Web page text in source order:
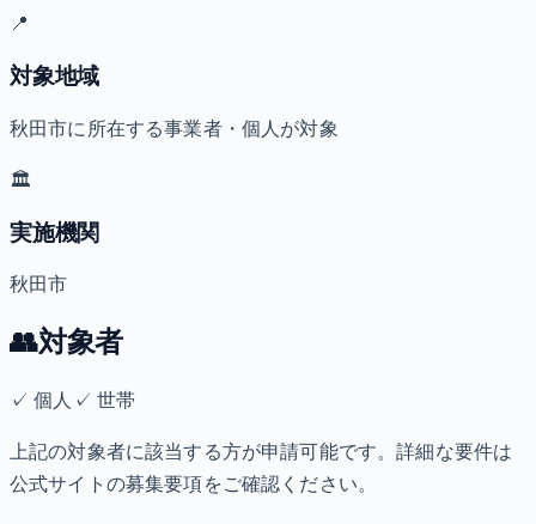
📍
対象地域
秋田市に所在する事業者・個人が対象
🏛️
実施機関
秋田市
👥対象者
✓個人 ✓ 世帯
上記の対象者に該当する方が申請可能です。詳細な要件は
公式サイトの募集要項をご確認ください。